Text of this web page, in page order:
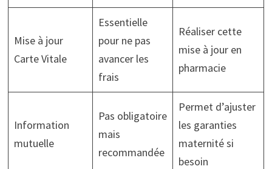
Mise à jour
Carte Vitale
Essentielle
pour ne pas
avancer les
frais
Réaliser cette
mise à jour en
pharmacie
Information
mutuelle
Pas obligatoire
mais
recommandée
Permet d’ajuster
les garanties
maternité si
besoin